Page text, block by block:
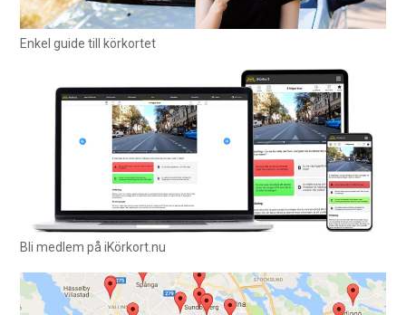
Enkel guide till körkortet
Bli medlem på iKörkort.nu